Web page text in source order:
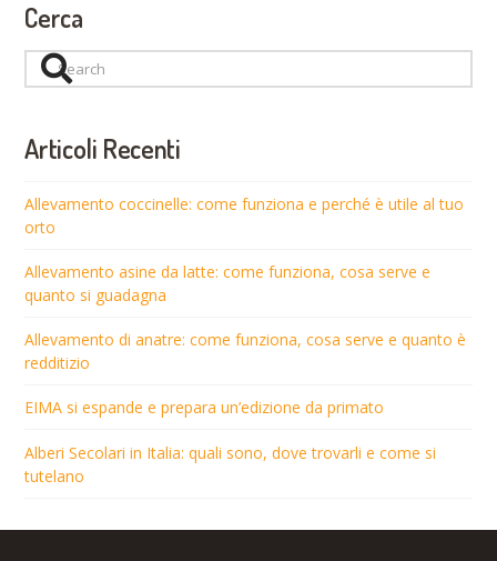
Cerca
Search
Articoli Recenti
Allevamento coccinelle: come funziona e perché è utile al tuo
orto
Allevamento asine da latte: come funziona, cosa serve e
quanto si guadagna
Allevamento di anatre: come funziona, cosa serve e quanto è
redditizio
EIMA si espande e prepara un’edizione da primato
Alberi Secolari in Italia: quali sono, dove trovarli e come si
tutelano